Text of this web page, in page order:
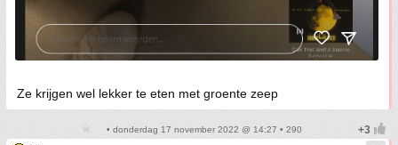
Ze krijgen wel lekker te eten met groente zeep
• donderdag 17 november 2022 @ 14:27 • 290